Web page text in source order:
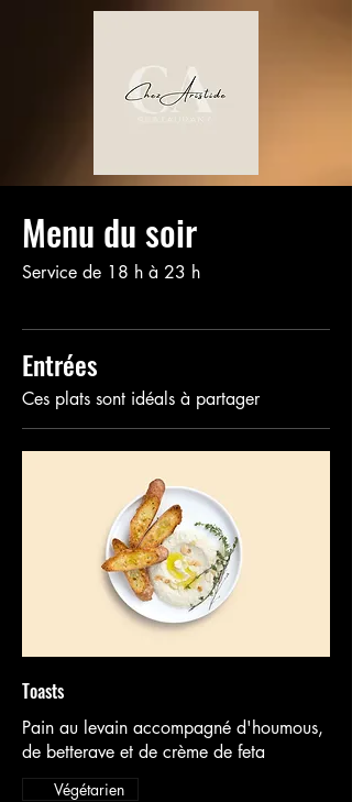
Menu du soir
Service de 18 h à 23 h
Entrées
Ces plats sont idéals à partager
Toasts
Pain au levain accompagné d'houmous,
de betterave et de crème de feta
Végétarien